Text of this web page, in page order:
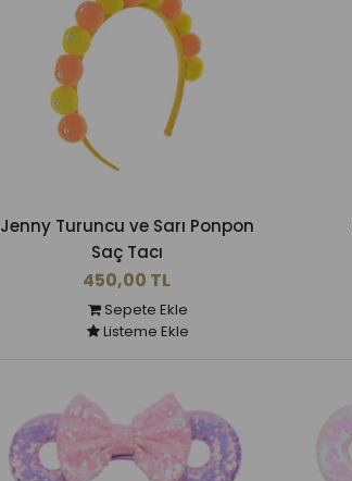
Jenny Turuncu ve Sarı Ponpon
Saç Tacı
450,00 TL
Sepete Ekle
Listeme Ekle